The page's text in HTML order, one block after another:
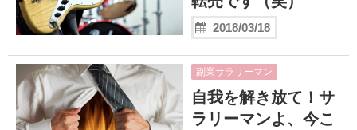
2018/03/18
副業サラリーマン
自我を解き放て！サ
ラリーマンよ、今こ